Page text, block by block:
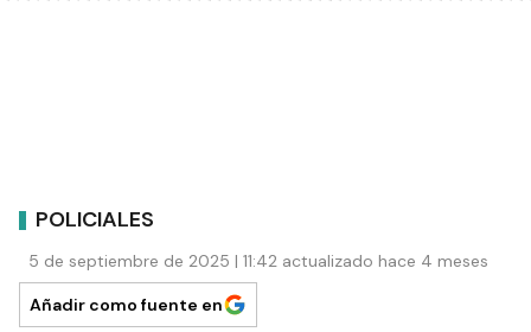
POLICIALES
5 de septiembre de 2025 | 11:42 actualizado hace 4 meses
Añadir como fuente en